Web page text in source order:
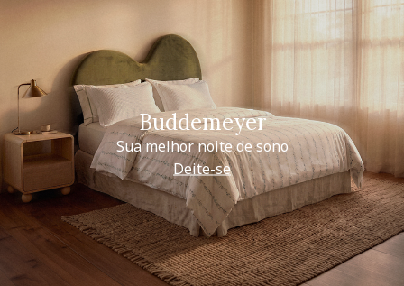
Buddemeyer
Sua melhor noite de sono
Deite-se